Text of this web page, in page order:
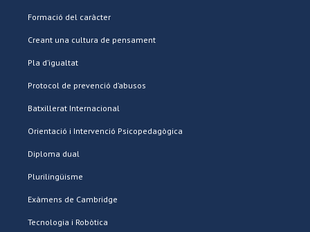
Formació del caràcter
Creant una cultura de pensament
Pla d’igualtat
Protocol de prevenció d’abusos
Batxillerat Internacional
Orientació i Intervenció Psicopedagògica
Diploma dual
Plurilingüisme
Exàmens de Cambridge
Tecnologia i Robòtica